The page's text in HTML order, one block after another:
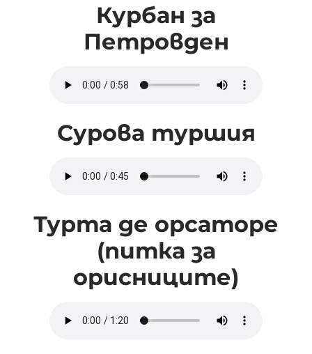
Курбан за
Петровден
Сурова туршия
Турта де орсаторе
(питка за
орисниците)